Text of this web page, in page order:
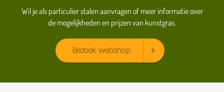
Wil je als particulier stalen aanvragen of meer informatie over
de mogelijkheden en prijzen van kunstgras.
Bezoek webshop